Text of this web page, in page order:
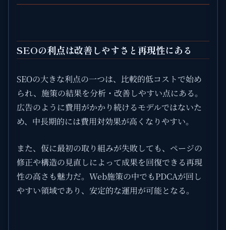
SEOの利点は改善しやすさと再現性にある
SEOの大きな利点の一つは、比較的低コストで始め
られ、施策の結果を分析・改善しやすい点にある。
広告のように費用がかかり続けるモデルではないた
め、中長期的には費用対効果が高くなりやすい。
また、仮に最初の取り組みが失敗しても、ページの
修正や構造の見直しによって成果を回復できる再現
性の高さも魅力だ。Web施策の中でもPDCAが回し
やすい領域であり、安定的な運用が可能となる。